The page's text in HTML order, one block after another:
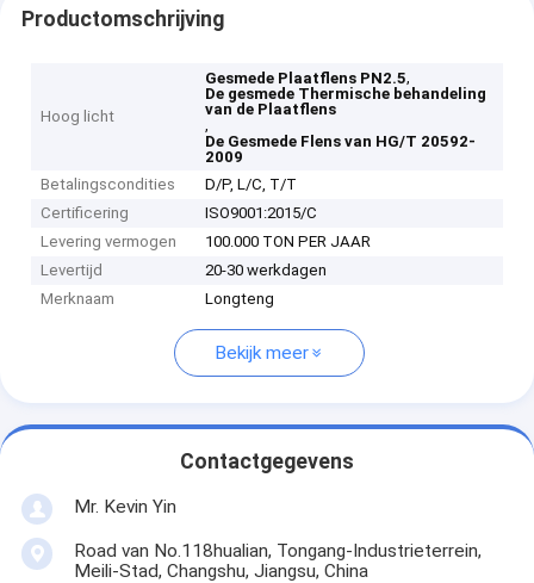
Productomschrijving
Hoog licht
Gesmede Plaatflens PN2.5,
De gesmede Thermische behandeling
van de Plaatflens
,
De Gesmede Flens van HG/T 20592-
2009
Betalingscondities
D/P, L/C, T/T
Certificering
ISO9001:2015/C
Levering vermogen
100.000 TON PER JAAR
Levertijd
20-30 werkdagen
Merknaam
Longteng
Bekijk meer
Contactgegevens
Mr. Kevin Yin
Road van No.118hualian, Tongang-Industrieterrein,
Meili-Stad, Changshu, Jiangsu, China